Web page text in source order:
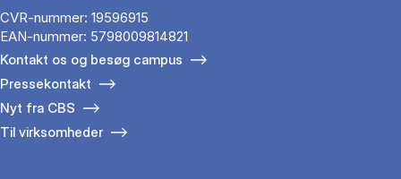
CVR-nummer: 19596915
EAN-nummer: 5798009814821
Kontakt os og besøg campus
Pressekontakt
Nyt fra CBS
Til virksomheder